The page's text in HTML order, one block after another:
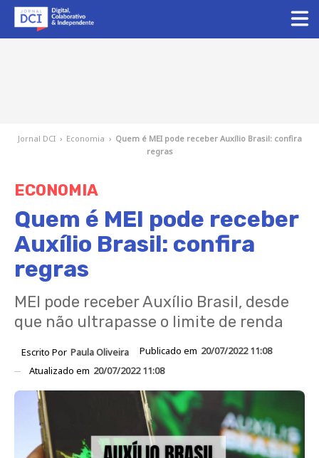
Jornal DCI › Economia › Quem é MEI pode receber Auxílio Brasil: confira
regras
ECONOMIA
Quem é MEI pode receber
Auxílio Brasil: confira
regras
MEI pode receber Auxílio Brasil, desde
que não ultrapasse o limite de renda
Escrito Por Paula Oliveira Publicado em 20/07/2022 11:08
Atualizado em 20/07/2022 11:08